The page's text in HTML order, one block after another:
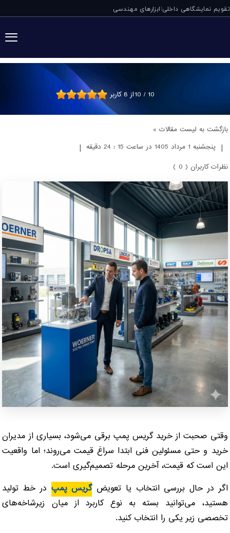
تقویم نمایشگاهی داخلی|ابزارهای مهندسی
نکات فنی خرید 10 / 10 از8 کاربر
بازگشت به لیست مقالات »
| پنجشنبه 1 مرداد 1405 در ساعت 15 : 24 دقیقه |
نظرات کاربران ( 0 )
وقتی صحبت از خرید گریس پمپ برقی می‌شود، بسیاری از مدیران
خرید و حتی مسئولین فنی ابتدا سراغ قیمت می‌روند؛ اما واقعیت
این است که قیمت، آخرین مرحله تصمیم‌گیری است.
اگر در حال بررسی انتخاب یا تعویضگریس پمپ در خط تولید
هستید، می‌توانید بسته به نوع کاربرد از میان زیرشاخه‌های
تخصصی زیر یکی را انتخاب کنید.